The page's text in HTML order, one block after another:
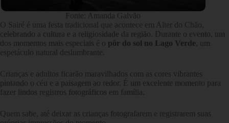
Fonte: Amanda Galvão
O Sairé é uma festa tradicional que acontece em Alter do Chão,
celebrando a cultura e a religiosidade da região. Durante o evento, um
dos momentos mais especiais é o pôr do sol no Lago Verde , um
espetáculo natural deslumbrante.
Crianças e adultos ficarão maravilhados com as cores vibrantes
pintando o céu e a paisagem ao redor. É um excelente momento para
fazer lindos registros fotográficos em família.
Quem sabe, até deixar as crianças fotografarem e registrarem suas